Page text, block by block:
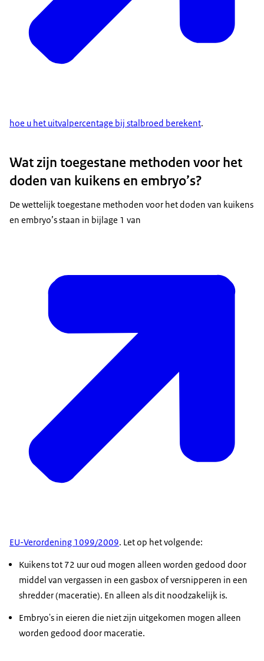
hoe u het uitvalpercentage bij stalbroed berekent.
Wat zijn toegestane methoden voor het
doden van kuikens en embryo’s?
De wettelijk toegestane methoden voor het doden van kuikens
en embryo’s staan in bijlage 1 van
EU-Verordening 1099/2009. Let op het volgende:
Kuikens tot 72 uur oud mogen alleen worden gedood door
middel van vergassen in een gasbox of versnipperen in een
shredder (maceratie). En alleen als dit noodzakelijk is.
Embryo's in eieren die niet zijn uitgekomen mogen alleen
worden gedood door maceratie.